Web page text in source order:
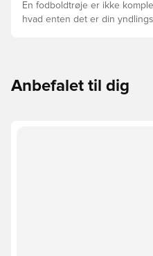
En fodboldtrøje er ikke
hvad enten det er din
Anbefalet til dig